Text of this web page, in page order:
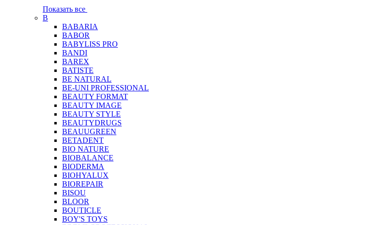
Показать все
B
BABARIA
BABOR
BABYLISS PRO
BANDI
BAREX
BATISTE
BE NATURAL
BE-UNI PROFESSIONAL
BEAUTY FORMAT
BEAUTY IMAGE
BEAUTY STYLE
BEAUTYDRUGS
BEAUUGREEN
BETADENT
BIO NATURE
BIOBALANCE
BIODERMA
BIOHYALUX
BIOREPAIR
BISOU
BLOOR
BOUTICLE
BOY'S TOYS